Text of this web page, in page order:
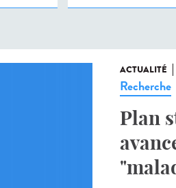
ACTUALITÉ
Recherche
Plan